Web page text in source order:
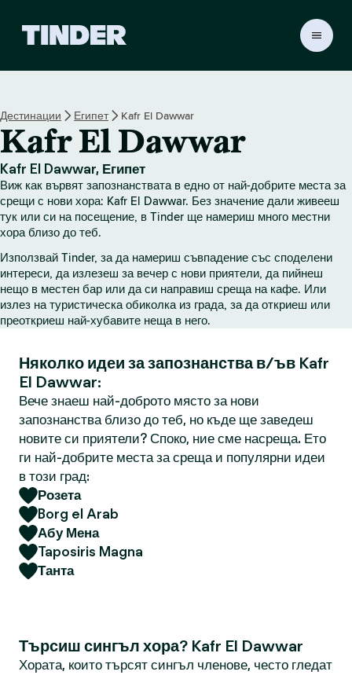
r
Н
а
ч
а
л
о
Дестинации Египет Kafr El Dawwar
Kafr El Dawwar
Kafr El Dawwar, Египет
Виж как вървят запознанствата в едно от най-добрите места за
срещи с нови хора: Kafr El Dawwar. Без значение дали живееш
тук или си на посещение, в Tinder ще намериш много местни
хора близо до теб.
Използвай Tinder, за да намериш съвпадение със споделени
интереси, да излезеш за вечер с нови приятели, да пийнеш
нещо в местен бар или да си направиш среща на кафе. Или
излез на туристическа обиколка из града, за да откриеш или
преоткриеш най-хубавите неща в него.
Няколко идеи за запознанства в/ъв Kafr
El Dawwar:
Вече знаеш най-доброто място за нови
запознанства близо до теб, но къде ще заведеш
новите си приятели? Споко, ние сме насреща. Ето
ги най-добрите места за среща и популярни идеи
в този град:
Розета
Borg el Arab
Абу Мена
Taposiris Magna
Танта
Търсиш сингъл хора? Kafr El Dawwar
Хората, които търсят сингъл членове, често гледат